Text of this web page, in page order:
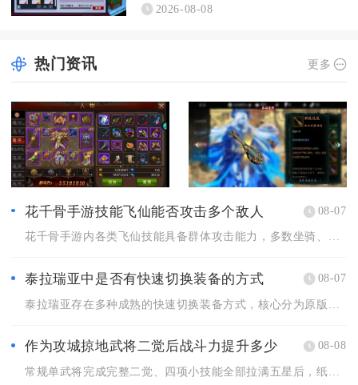
2026-08-08
热门资讯 更多
花千骨手游技能飞仙能否攻击多个敌人 08-07
花千骨手游内各类飞仙技能具备群体攻击能力，多数坐骑、灵宠解锁...
泰拉瑞亚中是否有快速切换装备的方式 08-07
作为攻城掠地武将二觉后战斗力提升多少 08-08